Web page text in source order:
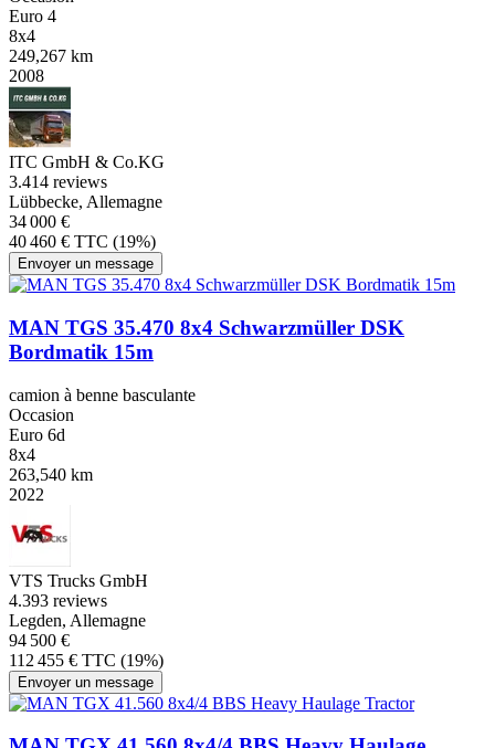
Euro 4
8x4
249,267 km
2008
ITC GmbH & Co.KG
3.414 reviews
Lübbecke, Allemagne
34 000 €
40 460 € TTC (19%)
Envoyer un message
MAN TGS 35.470 8x4 Schwarzmüller DSK
Bordmatik 15m
camion à benne basculante
Occasion
Euro 6d
8x4
263,540 km
2022
VTS Trucks GmbH
4.393 reviews
Legden, Allemagne
94 500 €
112 455 € TTC (19%)
Envoyer un message